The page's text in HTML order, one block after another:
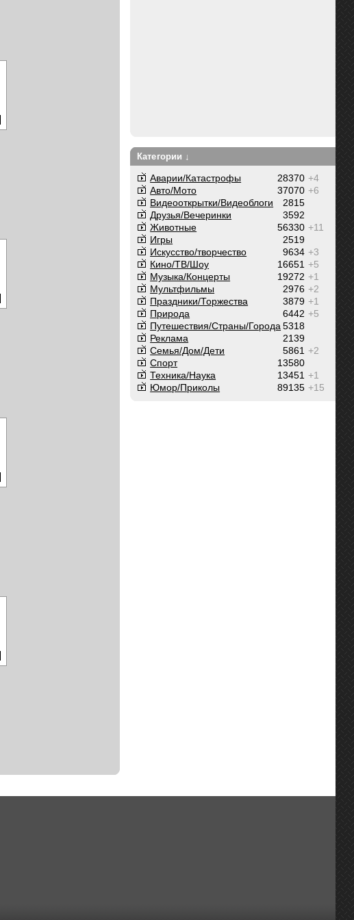
Категории ↓
+4
28370
Аварии/Катастрофы
+6
37070
Авто/Мото
2815
Видеооткрытки/Видеоблоги
3592
Друзья/Вечеринки
+11
56330
Животные
2519
Игры
+3
9634
Искусство/творчество
+5
16651
Кино/ТВ/Шоу
+1
19272
Музыка/Концерты
+2
2976
Мультфильмы
+1
3879
Праздники/Торжества
+5
6442
Природа
5318
Путешествия/Cтраны/Города
2139
Реклама
+2
5861
Семья/Дом/Дети
13580
Спорт
+1
13451
Техника/Наука
+15
89135
Юмор/Приколы